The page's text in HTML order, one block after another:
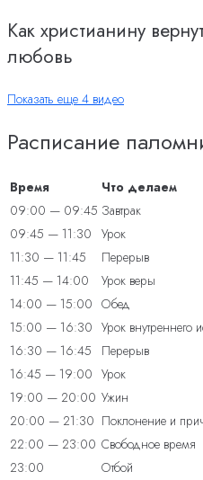
Как христианину
любовь
Показать еще 4 видео
Расписание
Время
Что делаем
09:00 — 09:45 Завтрак
09:45 — 11:30 Урок
11:30 — 11:45
Перерыв
11:45 — 14:00
Урок веры
14:00 — 15:00 Обед
15:00 — 16:30 Урок внутреннего
16:30 — 16:45
Перерыв
16:45 — 19:00 Урок
19:00 — 20:00 Ужин
20:00 — 21:30 Поклонение и
22:00 — 23:00 Свободное время
23:00
Отбой